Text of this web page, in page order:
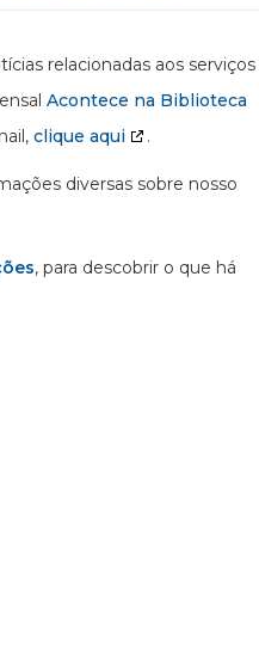
relacionadas aos serviços
Acontece na Biblioteca
clique aqui .
diversas sobre nosso
, para descobrir o que há